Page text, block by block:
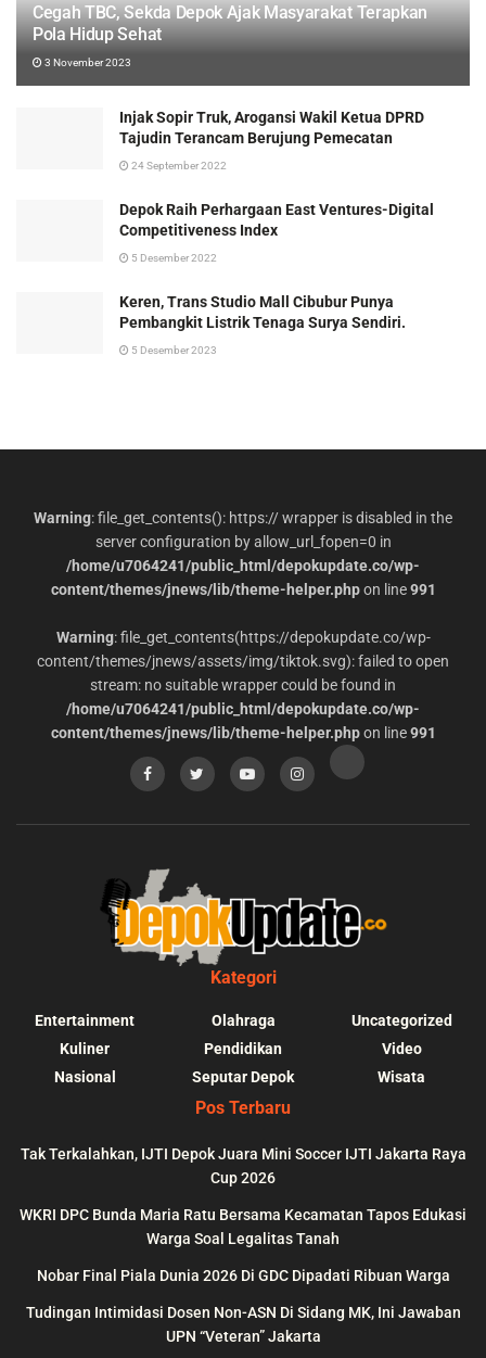
Cegah TBC, Sekda Depok Ajak Masyarakat Terapkan
Pola Hidup Sehat
3 November 2023
Injak Sopir Truk, Arogansi Wakil Ketua DPRD
Tajudin Terancam Berujung Pemecatan
24 September 2022
Depok Raih Perhargaan East Ventures-Digital
Competitiveness Index
5 Desember 2022
Keren, Trans Studio Mall Cibubur Punya
Pembangkit Listrik Tenaga Surya Sendiri.
5 Desember 2023
Warning: file_get_contents(): https:// wrapper is disabled in the
server configuration by allow_url_fopen=0 in
/home/u7064241/public_html/depokupdate.co/wp-
content/themes/jnews/lib/theme-helper.phpon line991
Warning: file_get_contents(https://depokupdate.co/wp-
content/themes/jnews/assets/img/tiktok.svg): failed to open
stream: no suitable wrapper could be found in
/home/u7064241/public_html/depokupdate.co/wp-
content/themes/jnews/lib/theme-helper.phpon line991
Kategori
Entertainment
Kuliner
Nasional
Olahraga
Pendidikan
Seputar Depok
Uncategorized
Video
Wisata
Pos Terbaru
Tak Terkalahkan, IJTI Depok Juara Mini Soccer IJTI Jakarta Raya
Cup 2026
WKRI DPC Bunda Maria Ratu Bersama Kecamatan Tapos Edukasi
Warga Soal Legalitas Tanah
Nobar Final Piala Dunia 2026 Di GDC Dipadati Ribuan Warga
Tudingan Intimidasi Dosen Non-ASN Di Sidang MK, Ini Jawaban
UPN “Veteran” Jakarta
depokupdate.co/wp-
line
:
content/themes/
could be found in